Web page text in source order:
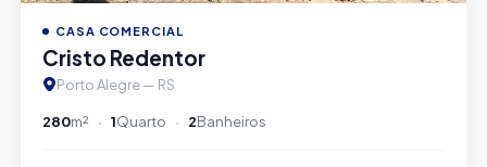
CASA COMERCIAL
Cristo Redentor
Porto Alegre — RS
280m² 1Quarto 2Banheiros